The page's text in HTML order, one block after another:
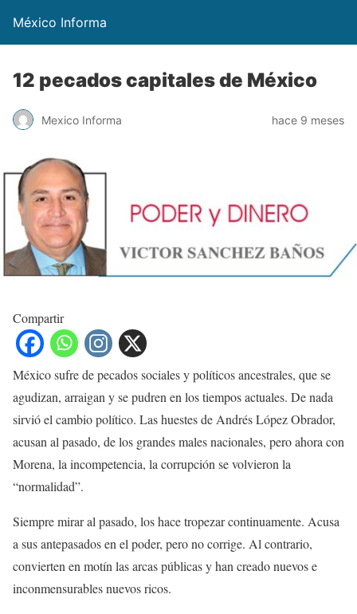
México Informa
12 pecados capitales de México
Mexico Informa hace 9 meses
Compartir
México sufre de pecados sociales y políticos ancestrales, que se
agudizan, arraigan y se pudren en los tiempos actuales. De nada
sirvió el cambio político. Las huestes de Andrés López Obrador,
acusan al pasado, de los grandes males nacionales, pero ahora con
Morena, la incompetencia, la corrupción se volvieron la
“normalidad”.
Siempre mirar al pasado, los hace tropezar continuamente. Acusa
a sus antepasados en el poder, pero no corrige. Al contrario,
convierten en motín las arcas públicas y han creado nuevos e
inconmensurables nuevos ricos.